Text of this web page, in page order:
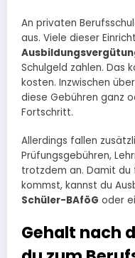
An privaten
aus. Viele dieser
Schulgeld zahlen. Das
kosten. Inzwischen
diese Gebühren ganz
Fortschritt.
Allerdings fallen
Prüfungsgebühren,
trotzdem an. Damit du
kommst, kannst du
Schüler-BAföG oder
Gehalt nach